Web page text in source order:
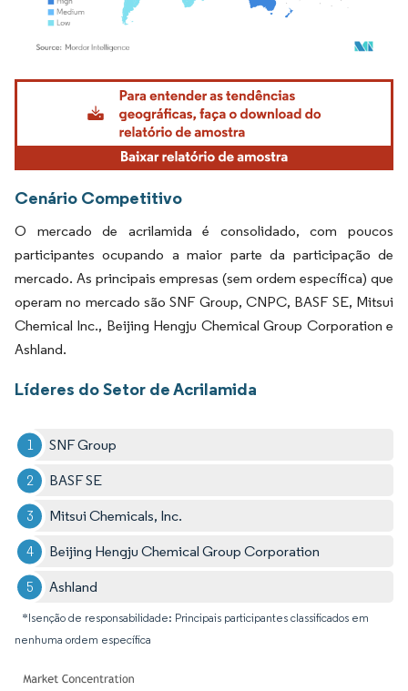
Imagem © Mordor Intelligence. O reuso requer atribuição conforme CC BY 4.0.
Cenário Competitivo
O mercado de acrilamida é consolidado, com poucos
participantes ocupando a maior parte da participação de
mercado. As principais empresas (sem ordem específica) que
operam no mercado são SNF Group, CNPC, BASF SE, Mitsui
Chemical Inc., Beijing Hengju Chemical Group Corporation e
Ashland.
Líderes do Setor de Acrilamida
SNF Group
BASF SE
Mitsui Chemicals, Inc.
Beijing Hengju Chemical Group Corporation
Ashland
*Isenção de responsabilidade: Principais participantes classificados em
nenhuma ordem específica